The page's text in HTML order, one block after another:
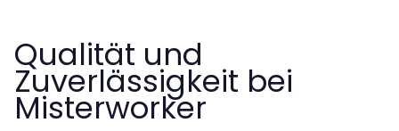
Qualität und
Zuverlässigkeit bei
Misterworker